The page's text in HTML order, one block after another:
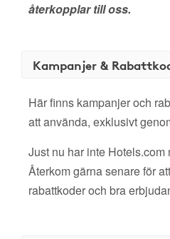
återkopplar till oss.
Kampanjer &
Här finns kampanjer och
att använda, exklusivt
Just nu har inte
Återkom gärna senare för
rabattkoder och bra